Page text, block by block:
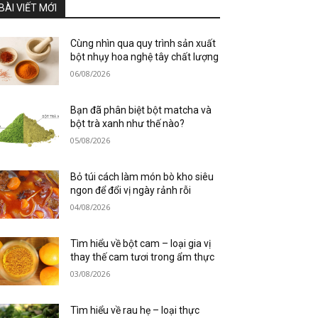
VIẾT MỚI
Cùng nhìn qua quy trình sản xuất
bột nhụy hoa nghệ tây chất lượng
06/08/2026
Bạn đã phân biệt bột matcha và
bột trà xanh như thế nào?
05/08/2026
Bỏ túi cách làm món bò kho siêu
ngon để đổi vị ngày rảnh rỗi
04/08/2026
Tìm hiểu về bột cam – loại gia vị
thay thế cam tươi trong ẩm thực
03/08/2026
Tìm hiểu về rau hẹ – loại thực